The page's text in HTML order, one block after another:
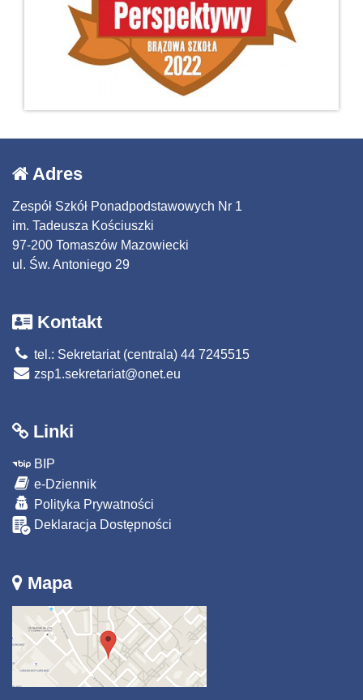
Adres
Zespół Szkół Ponadpodstawowych Nr 1
im. Tadeusza Kościuszki
97-200 Tomaszów Mazowiecki
ul. Św. Antoniego 29
Kontakt
tel.: Sekretariat (centrala) 44 7245515
zsp1.sekretariat@onet.eu
Linki
BIP
e-Dziennik
Polityka Prywatności
Deklaracja Dostępności
Mapa